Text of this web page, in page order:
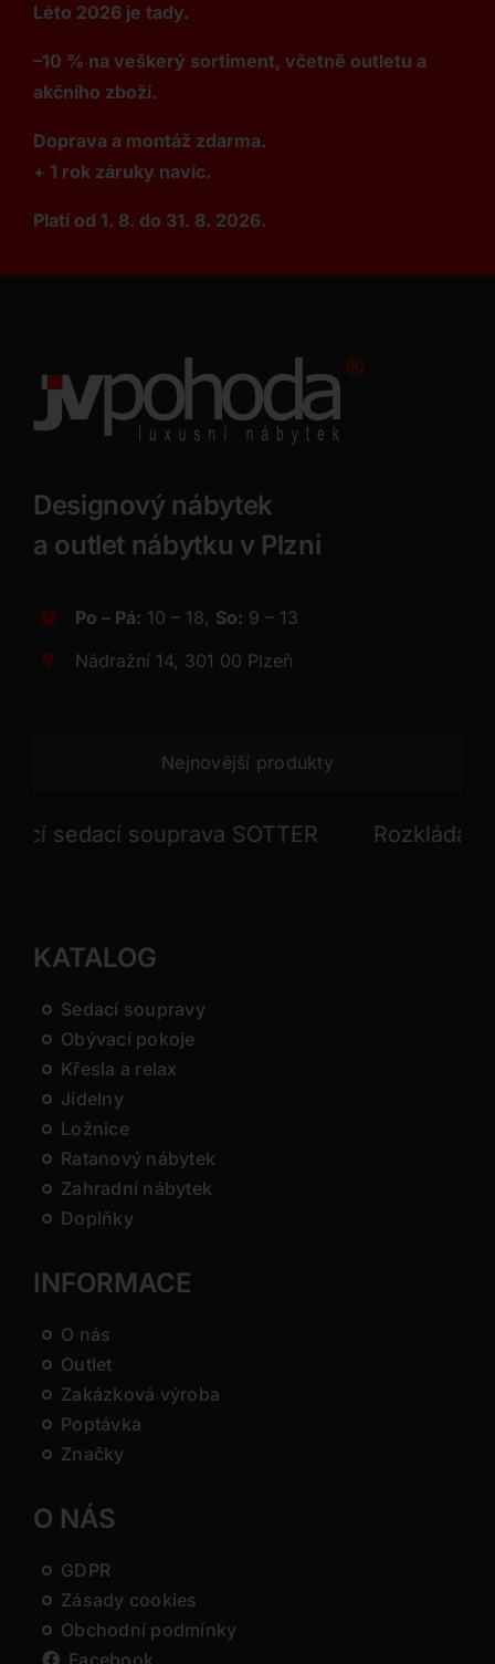
Léto 2026 je tady.
–10 % na veškerý sortiment, včetně outletu a
akčního zboží.
Doprava a montáž zdarma.
+ 1 rok záruky navíc.
Platí od 1. 8. do 31. 8. 2026.
Designový nábytek
a outlet nábytku v Plzni
Po – Pá: 10 – 18, So: 9 – 13
Nádražní 14, 301 00 Plzeň
Nejnovější produkty
sedací souprava SOTTER Rozkládací
KATALOG
Sedací soupravy
Obývací pokoje
Křesla a relax
Jídelny
Ložnice
Ratanový nábytek
Zahradní nábytek
Doplňky
INFORMACE
O nás
Outlet
Zakázková výroba
Poptávka
Značky
O NÁS
GDPR
Zásady cookies
Obchodní podmínky